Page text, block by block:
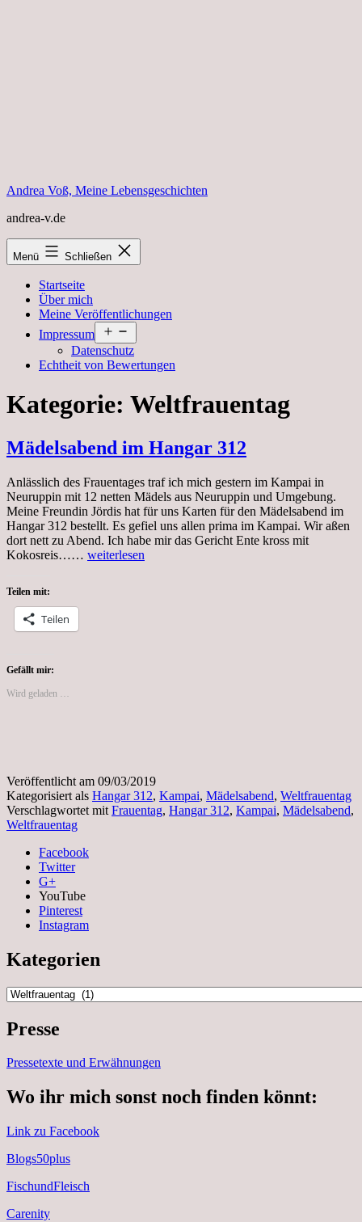
Andrea Voß, Meine Lebensgeschichten
andrea-v.de
Menü Schließen
Startseite
Über mich
Meine Veröffentlichungen
Impressum
öffnen
Datenschutz
Echtheit von Bewertungen
Kategorie: Weltfrauentag
Mädelsabend im Hangar 312
Anlässlich des Frauentages traf ich mich gestern im Kampai in
Neuruppin mit 12 netten Mädels aus Neuruppin und Umgebung.
Meine Freundin Jördis hat für uns Karten für den Mädelsabend im
Hangar 312 bestellt. Es gefiel uns allen prima im Kampai. Wir aßen
dort nett zu Abend. Ich habe mir das Gericht Ente kross mit
Kokosreis…… Mädelsabend
weiterlesen
Teilen mit:
Teilen
Gefällt mir:
Wird geladen …
Veröffentlicht am 09/03/2019
Kategorisiert als Hangar 312, Kampai, Mädelsabend, Weltfrauentag
Verschlagwortet mit Frauentag, Hangar 312, Kampai, Mädelsabend,
Weltfrauentag
Facebook
Twitter
G+
YouTube
Pinterest
Instagram
Kategorien
Kategorien
Presse
Pressetexte und Erwähnungen
Wo ihr mich sonst noch finden könnt:
Link zu Facebook
Blogs50plus
FischundFleisch
Carenity